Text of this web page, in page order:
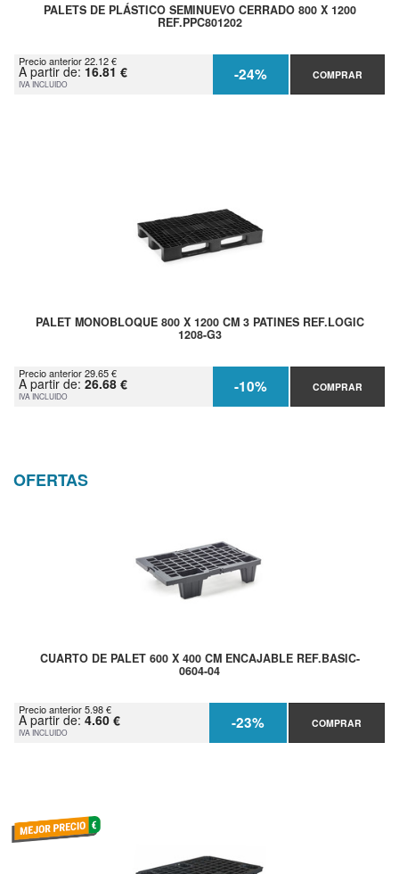
PALETS DE PLÁSTICO SEMINUEVO CERRADO 800 X 1200
REF.PPC801202
Precio anterior 22.12 €
A partir de: 16.81 €
IVA INCLUIDO -24% COMPRAR
PALET MONOBLOQUE 800 X 1200 CM 3 PATINES REF.LOGIC
1208-G3
Precio anterior 29.65 €
A partir de: 26.68 €
IVA INCLUIDO -10% COMPRAR
OFERTAS
CUARTO DE PALET 600 X 400 CM ENCAJABLE REF.BASIC-
0604-04
Precio anterior 5.98 €
A partir de: 4.60 €
IVA INCLUIDO -23% COMPRAR